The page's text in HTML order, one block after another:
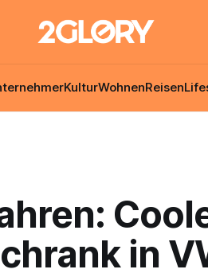
KulturWohnenReisen
in